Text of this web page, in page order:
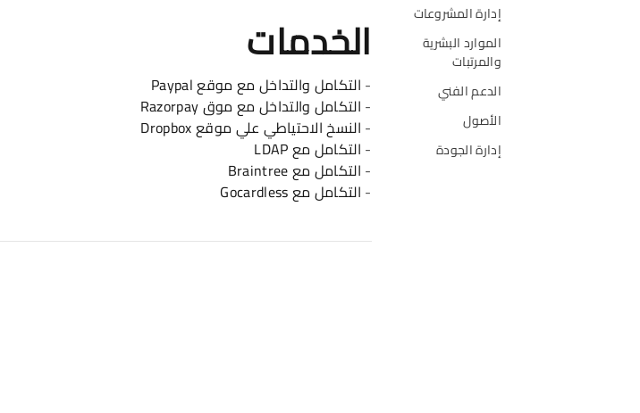
إدارة المشروعات
الموارد البشرية
والمرتبات
الدعم الفني
الأصول
إدارة الجودة
الخدمات
- التكامل والتداخل مع موقع Paypal
- التكامل والتداخل مع موق Razorpay
- النسخ الاحتياطي علي موقع Dropbox
- التكامل مع LDAP
- التكامل مع Braintree
- التكامل مع Gocardless